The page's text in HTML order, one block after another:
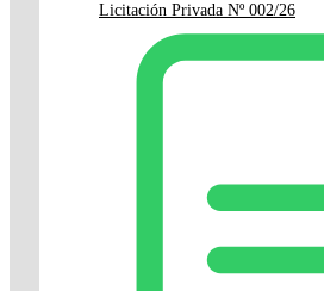
Licitación Privada Nº 002/26